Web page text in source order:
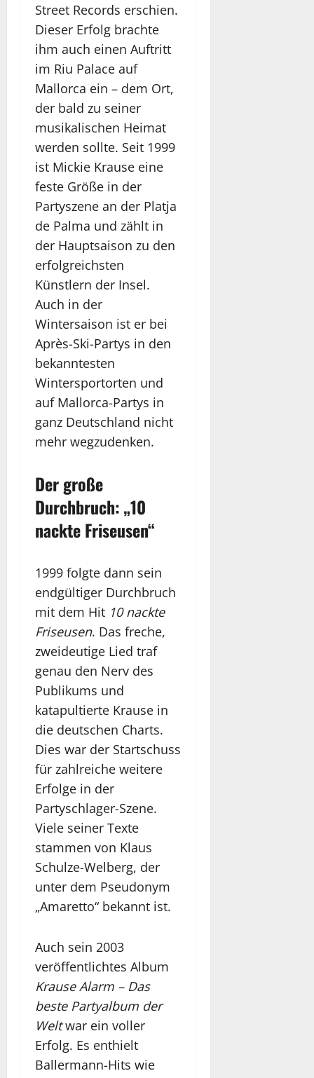
Street Records erschien.
Dieser Erfolg brachte
ihm auch einen Auftritt
im Riu Palace auf
Mallorca ein – dem Ort,
der bald zu seiner
musikalischen Heimat
werden sollte. Seit 1999
ist Mickie Krause eine
feste Größe in der
Partyszene an der Platja
de Palma und zählt in
der Hauptsaison zu den
erfolgreichsten
Künstlern der Insel.
Auch in der
Wintersaison ist er bei
Après-Ski-Partys in den
bekanntesten
Wintersportorten und
auf Mallorca-Partys in
ganz Deutschland nicht
mehr wegzudenken.
Der große
Durchbruch: „10
nackte Friseusen“
1999 folgte dann sein
endgültiger Durchbruch
mit dem Hit 10 nackte
Friseusen. Das freche,
zweideutige Lied traf
genau den Nerv des
Publikums und
katapultierte Krause in
die deutschen Charts.
Dies war der Startschuss
für zahlreiche weitere
Erfolge in der
Partyschlager-Szene.
Viele seiner Texte
stammen von Klaus
Schulze-Welberg, der
unter dem Pseudonym
„Amaretto“ bekannt ist.
Auch sein 2003
veröffentlichtes Album
Krause Alarm – Das
beste Partyalbum der
Weltwar ein voller
Erfolg. Es enthielt
Ballermann-Hits wie